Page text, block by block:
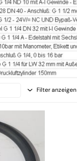
Filter anzeigen